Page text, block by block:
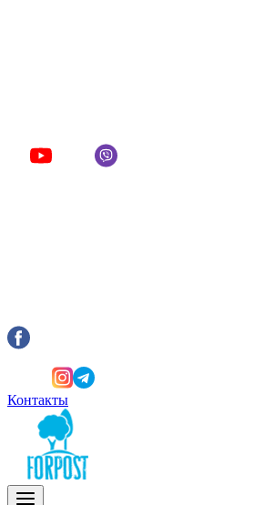
Контакты